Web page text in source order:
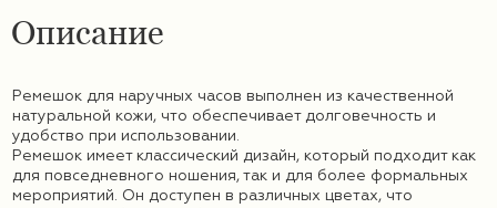
Мужские ремешки
Описание
Ремешок для наручных часов выполнен из качественной
натуральной кожи, что обеспечивает долговечность и
удобство при использовании.
Ремешок имеет классический дизайн, который подходит как
для повседневного ношения, так и для более формальных
мероприятий. Он доступен в различных цветах, что